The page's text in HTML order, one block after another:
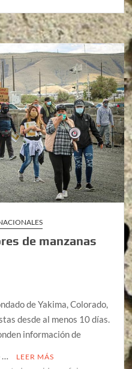
de manzanas
de Yakima, Colorado,
desde al menos 10 días.
información de
LEER MÁS